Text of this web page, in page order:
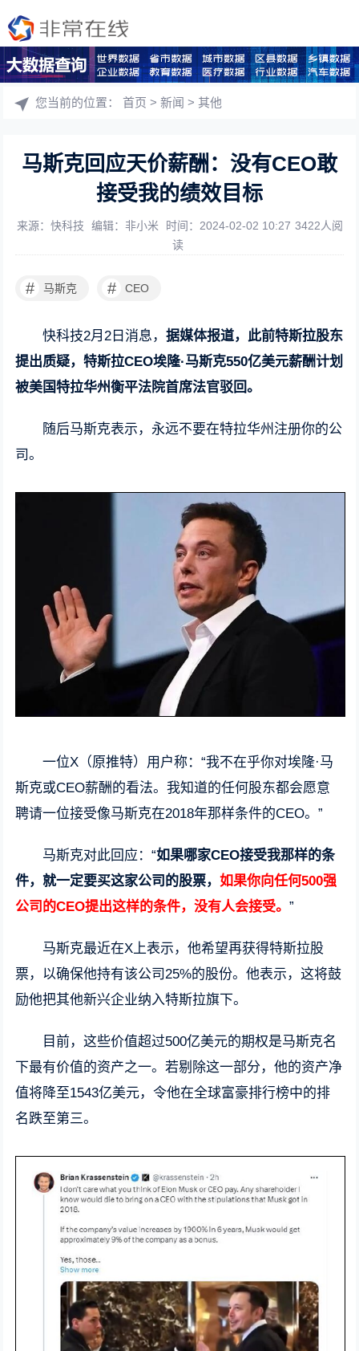
您当前的位置：首页 >新闻 >其他
马斯克回应天价薪酬：没有CEO敢
接受我的绩效目标
来源：快科技 编辑：非小米 时间：2024-02-02 10:27 3422人阅
读
# 马斯克 # CEO
快科技2月2日消息，据媒体报道，此前特斯拉股东
提出质疑，特斯拉CEO埃隆·马斯克550亿美元薪酬计划
被美国特拉华州衡平法院首席法官驳回。
随后马斯克表示，永远不要在特拉华州注册你的公
司。
一位X（原推特）用户称：“我不在乎你对埃隆·马
斯克或CEO薪酬的看法。我知道的任何股东都会愿意
聘请一位接受像马斯克在2018年那样条件的CEO。”
马斯克对此回应：“如果哪家CEO接受我那样的条
件，就一定要买这家公司的股票，如果你向任何500强
公司的CEO提出这样的条件，没有人会接受。”
马斯克最近在X上表示，他希望再获得特斯拉股
票，以确保他持有该公司25%的股份。他表示，这将鼓
励他把其他新兴企业纳入特斯拉旗下。
目前，这些价值超过500亿美元的期权是马斯克名
下最有价值的资产之一。若剔除这一部分，他的资产净
值将降至1543亿美元，令他在全球富豪排行榜中的排
名跌至第三。